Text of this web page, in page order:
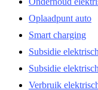
Oplaadpunt auto
Smart charging
Subsidie
Subsidie
Verbruik